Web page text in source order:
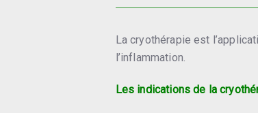
La cryothérapie est
l’inflammation.
Les indications de la